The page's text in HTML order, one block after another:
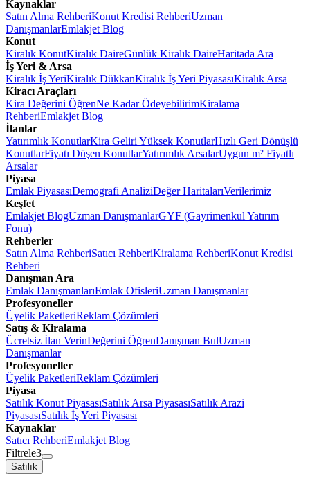
Kaynaklar
Satın Alma RehberiKonut Kredisi RehberiUzman
DanışmanlarEmlakjet Blog
Konut
Kiralık KonutKiralık DaireGünlük Kiralık DaireHaritada Ara
İş Yeri & Arsa
Kiralık İş YeriKiralık DükkanKiralık İş Yeri PiyasasıKiralık Arsa
Kiracı Araçları
Kira Değerini ÖğrenNe Kadar ÖdeyebilirimKiralama
RehberiEmlakjet Blog
İlanlar
Yatırımlık KonutlarKira Geliri Yüksek KonutlarHızlı Geri Dönüşlü
KonutlarFiyatı Düşen KonutlarYatırımlık ArsalarUygun m² Fiyatlı
Arsalar
Piyasa
Emlak PiyasasıDemografi AnaliziDeğer HaritalarıVerilerimiz
Keşfet
Emlakjet BlogUzman DanışmanlarGYF (Gayrimenkul Yatırım
Fonu)
Rehberler
Satın Alma RehberiSatıcı RehberiKiralama RehberiKonut Kredisi
Rehberi
Danışman Ara
Emlak DanışmanlarıEmlak OfisleriUzman Danışmanlar
Profesyoneller
Üyelik PaketleriReklam Çözümleri
Satış & Kiralama
Ücretsiz İlan VerinDeğerini ÖğrenDanışman BulUzman
Danışmanlar
Profesyoneller
Üyelik PaketleriReklam Çözümleri
Piyasa
Satılık Konut PiyasasıSatılık Arsa PiyasasıSatılık Arazi
PiyasasıSatılık İş Yeri Piyasası
Kaynaklar
Satıcı RehberiEmlakjet Blog
Filtrele3
Satılık